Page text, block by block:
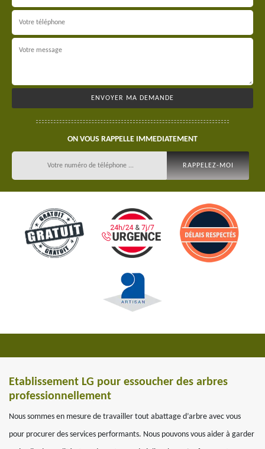
ON VOUS RAPPELLE IMMEDIATEMENT
Etablissement LG pour essoucher des arbres
professionnellement
Nous sommes en mesure de travailler tout abattage d’arbre avec vous
pour procurer des services performants. Nous pouvons vous aider à garder